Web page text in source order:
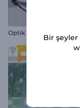
Optik İçin Sade Giriş
Bir